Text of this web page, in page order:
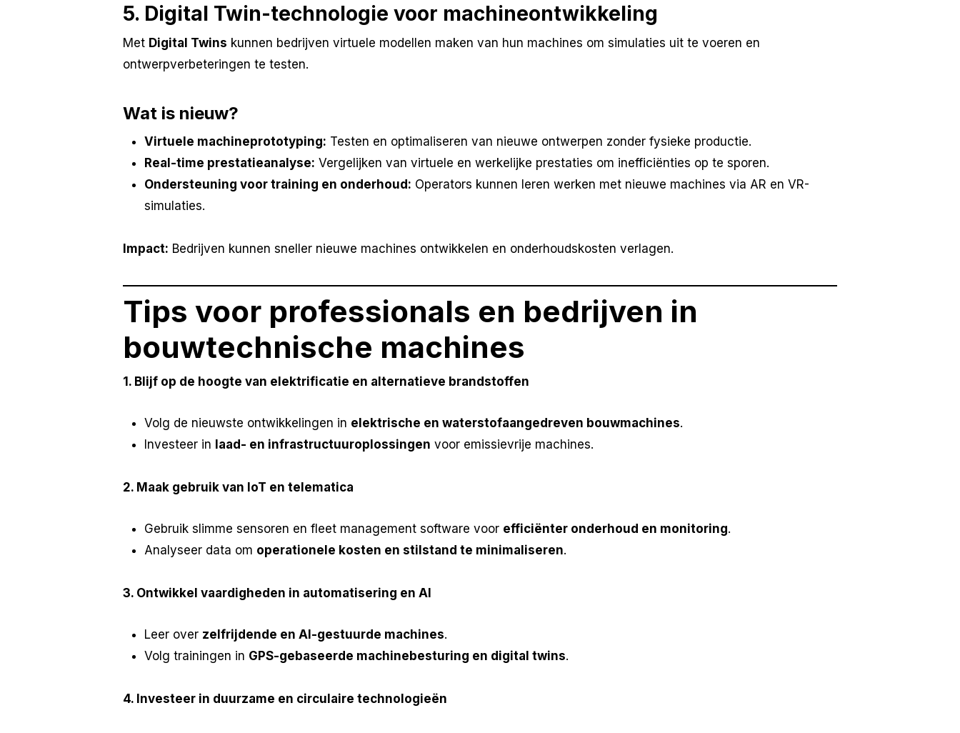
5. Digital Twin-technologie voor machineontwikkeling
Met Digital Twins kunnen bedrijven virtuele modellen maken van hun machines om simulaties uit te voeren en
ontwerpverbeteringen te testen.
Wat is nieuw?
Virtuele machineprototyping: Testen en optimaliseren van nieuwe ontwerpen zonder fysieke productie.
Real-time prestatieanalyse: Vergelijken van virtuele en werkelijke prestaties om inefficiënties op te sporen.
Ondersteuning voor training en onderhoud: Operators kunnen leren werken met nieuwe machines via AR en VR-
simulaties.
Impact: Bedrijven kunnen sneller nieuwe machines ontwikkelen en onderhoudskosten verlagen.
Tips voor professionals en bedrijven in
bouwtechnische machines
1. Blijf op de hoogte van elektrificatie en alternatieve brandstoffen
Volg de nieuwste ontwikkelingen in elektrische en waterstofaangedreven bouwmachines.
Investeer in laad- en infrastructuuroplossingen voor emissievrije machines.
2. Maak gebruik van IoT en telematica
Gebruik slimme sensoren en fleet management software voor efficiënter onderhoud en monitoring.
Analyseer data om operationele kosten en stilstand te minimaliseren.
3. Ontwikkel vaardigheden in automatisering en AI
Leer over zelfrijdende en AI-gestuurde machines.
Volg trainingen in GPS-gebaseerde machinebesturing en digital twins.
4. Investeer in duurzame en circulaire technologieën